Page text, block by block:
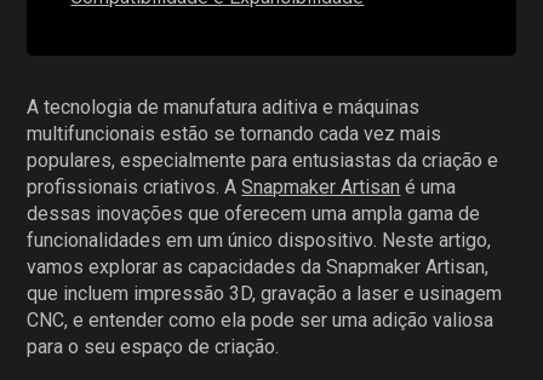
A tecnologia de manufatura aditiva e máquinas
multifuncionais estão se tornando cada vez mais
populares, especialmente para entusiastas da criação e
profissionais criativos. ASnapmaker Artisan é uma
dessas inovações que oferecem uma ampla gama de
funcionalidades em um único dispositivo. Neste artigo,
vamos explorar as capacidades da Snapmaker Artisan,
que incluem impressão 3D, gravação a laser e usinagem
CNC, e entender como ela pode ser uma adição valiosa
para o seu espaço de criação.